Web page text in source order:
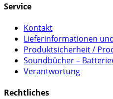
Service
Kontakt
Lieferinformationen
Produktsicherheit /
Soundbücher –
Verantwortung
Rechtliches